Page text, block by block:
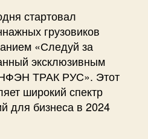
стартовал
грузовиков
«Следуй за
эксклюзивным
ТРАК РУС». Этот
широкий спектр
для бизнеса в 2024